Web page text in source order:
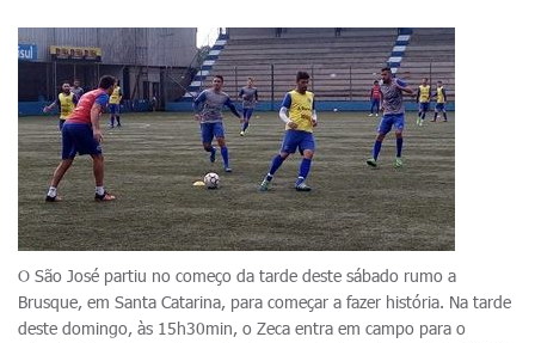
O São José partiu no começo da tarde deste sábado rumo a
Brusque, em Santa Catarina, para começar a fazer história. Na tarde
deste domingo, às 15h30min, o Zeca entra em campo para o